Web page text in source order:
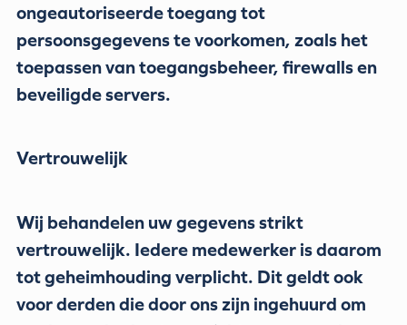
ongeautoriseerde toegang tot
persoonsgegevens te voorkomen, zoals het
toepassen van toegangsbeheer, firewalls en
beveiligde servers.
Vertrouwelijk
Wij behandelen uw gegevens strikt
vertrouwelijk. Iedere medewerker is daarom
tot geheimhouding verplicht. Dit geldt ook
voor derden die door ons zijn ingehuurd om